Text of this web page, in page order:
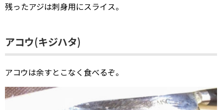
残ったアジは刺身用にスライス。
アコウ(キジハタ)
アコウは余すとこなく食べるぞ。